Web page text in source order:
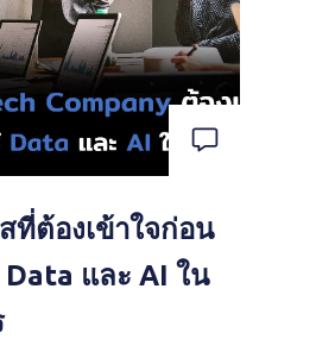
ที่ต้องเข้าใจก่อน
Data และ AI ใน